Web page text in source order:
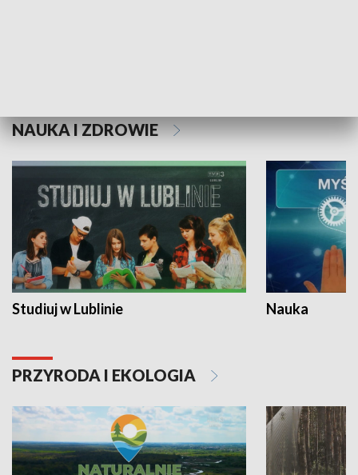
NAUKA I ZDROWIE
Studiuj w Lublinie Nauka
PRZYRODA I EKOLOGIA